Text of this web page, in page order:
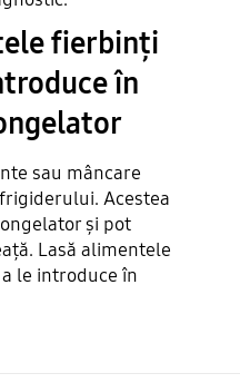
fierbinți
în
sau mâncare
Acestea
și pot
Lasă alimentele
le introduce în